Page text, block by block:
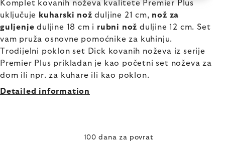
Komplet kovanih noževa kvalitete Premier Plus
uključuje
kuharski nož duljine 21 cm, nož za
guljenje duljine 18 cm i rubni nož duljine 12 cm. Set
vam pruža osnovne pomoćnike za kuhinju.
Trodijelni poklon set Dick kovanih noževa iz serije
Premier Plus prikladan je kao početni set noževa za
dom ili npr. za kuhare ili kao poklon.
Detailed information
100 dana za povrat